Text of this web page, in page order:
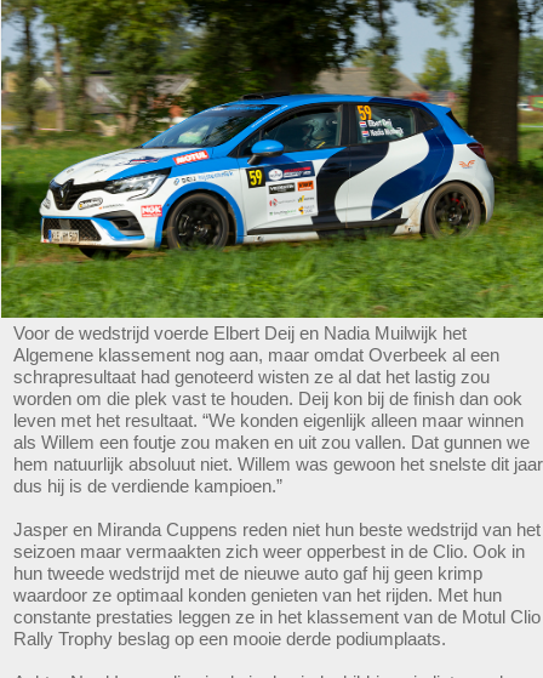
Voor de wedstrijd voerde Elbert Deij en Nadia Muilwijk het
Algemene klassement nog aan, maar omdat Overbeek al een
schrapresultaat had genoteerd wisten ze al dat het lastig zou
worden om die plek vast te houden. Deij kon bij de finish dan ook
leven met het resultaat. “We konden eigenlijk alleen maar winnen
als Willem een foutje zou maken en uit zou vallen. Dat gunnen we
hem natuurlijk absoluut niet. Willem was gewoon het snelste dit jaar
dus hij is de verdiende kampioen.”
Jasper en Miranda Cuppens reden niet hun beste wedstrijd van het
seizoen maar vermaakten zich weer opperbest in de Clio. Ook in
hun tweede wedstrijd met de nieuwe auto gaf hij geen krimp
waardoor ze optimaal konden genieten van het rijden. Met hun
constante prestaties leggen ze in het klassement van de Motul Clio
Rally Trophy beslag op een mooie derde podiumplaats.